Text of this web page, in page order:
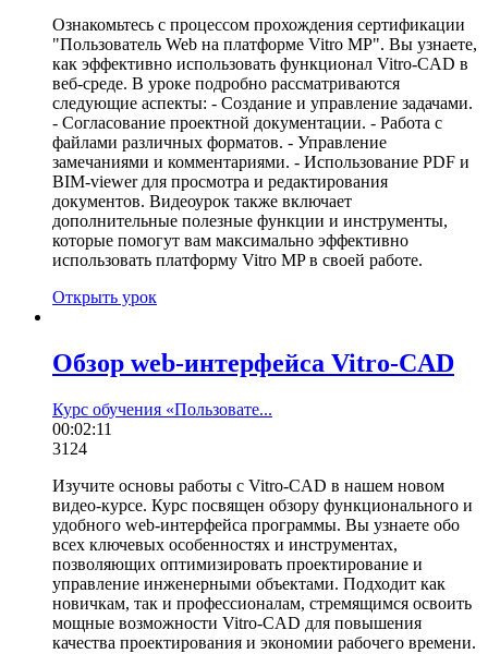
Ознакомьтесь с процессом прохождения сертификации
"Пользователь Web на платформе Vitro MP". Вы узнаете,
как эффективно использовать функционал Vitro-CAD в
веб-среде. В уроке подробно рассматриваются
следующие аспекты: - Создание и управление задачами.
- Согласование проектной документации. - Работа с
файлами различных форматов. - Управление
замечаниями и комментариями. - Использование PDF и
BIM-viewer для просмотра и редактирования
документов. Видеоурок также включает
дополнительные полезные функции и инструменты,
которые помогут вам максимально эффективно
использовать платформу Vitro MP в своей работе.
Открыть урок
Обзор web-интерфейса Vitro-CAD
Курс обучения «Пользовате...
00:02:11
3124
Изучите основы работы с Vitro-CAD в нашем новом
видео-курсе. Курс посвящен обзору функционального и
удобного web-интерфейса программы. Вы узнаете обо
всех ключевых особенностях и инструментах,
позволяющих оптимизировать проектирование и
управление инженерными объектами. Подходит как
новичкам, так и профессионалам, стремящимся освоить
мощные возможности Vitro-CAD для повышения
качества проектирования и экономии рабочего времени.